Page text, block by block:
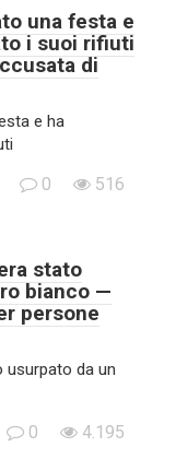
una festa e
i suoi rifiuti
di
e ha
0 516
stato
bianco —
persone
usurpato da un
0 4.195